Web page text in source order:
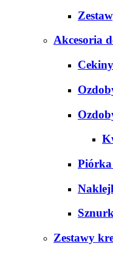
Akcesoria
Cekiny
Piórka
Zestawy